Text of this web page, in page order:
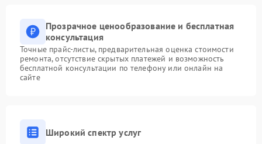
Прозрачное ценообразование и бесплатная
консультация
Точные прайс-листы, предварительная оценка стоимости
ремонта, отсутствие скрытых платежей и возможность
бесплатной консультации по телефону или онлайн на
сайте
Широкий спектр услуг